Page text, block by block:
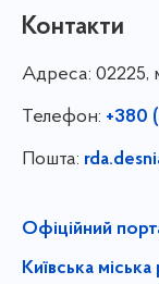
Контакти
Адреса: 02225,
Телефон: +380
Пошта:
Офіційний
Київська міська